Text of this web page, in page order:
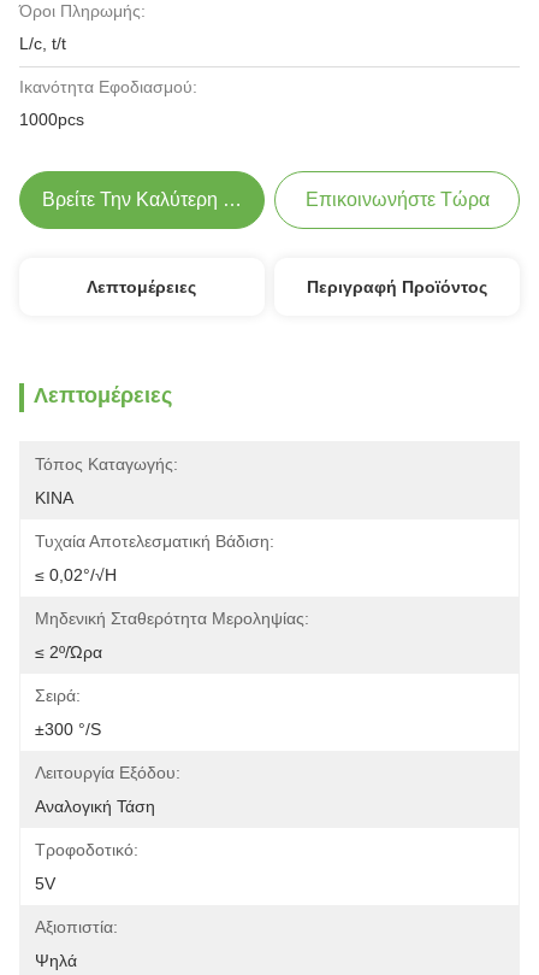
Όροι Πληρωμής:
L/c, t/t
Ικανότητα Εφοδιασμού:
1000pcs
Βρείτε Την Καλύτερη Τιμή Επικοινωνήστε Τώρα
Λεπτομέρειες Περιγραφή Προϊόντος
Λεπτομέρειες
Τόπος Καταγωγής:
ΚΙΝΑ
Τυχαία Αποτελεσματική Βάδιση:
≤ 0,02°/√h
Μηδενική Σταθερότητα Μεροληψίας:
≤ 2º/ώρα
Σειρά:
±300 °/s
Λειτουργία Εξόδου:
Αναλογική Τάση
Τροφοδοτικό:
5V
Αξιοπιστία:
Ψηλά